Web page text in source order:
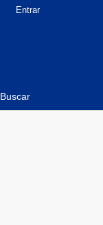
Buscar
Entrar